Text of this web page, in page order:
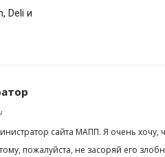
Deli и
сайта МАПП. Я очень
пожалуйста, не засоряй его